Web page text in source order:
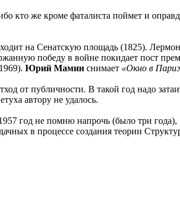
же кроме фаталиста поймет и
на Сенатскую площадь (1825).
победу в войне покидает пост
Юрий Мамин снимает «Окно в
от публичности. В такой год надо
автору не удалось.
год не помню напрочь (было три
в процессе создания теории